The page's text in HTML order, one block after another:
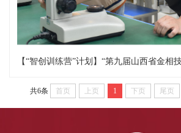
共6条 首页 上页 1 下页 尾页